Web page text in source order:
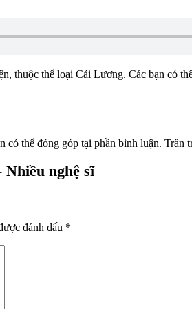
thuộc thể loại Cải Lương. Các bạn có
thể đóng góp tại phần bình luận. Trân
nghệ sĩ
đánh dấu *